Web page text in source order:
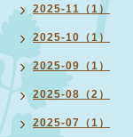
2025-11（1）
2025-10（1）
2025-09（1）
2025-08（2）
2025-07（1）